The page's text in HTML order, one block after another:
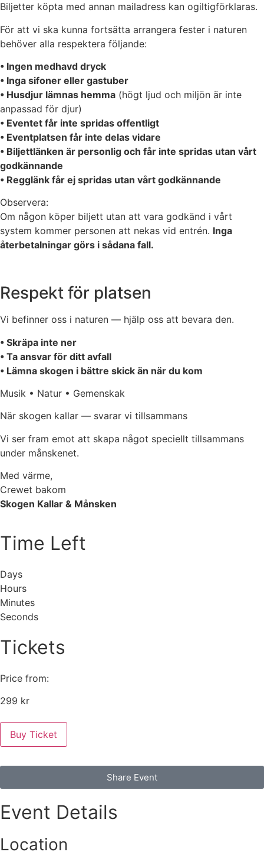
Biljetter köpta med annan mailadress kan ogiltigförklaras.
För att vi ska kunna fortsätta arrangera fester i naturen
behöver alla respektera följande:
• Ingen medhavd dryck
• Inga sifoner eller gastuber
• Husdjur lämnas hemma (högt ljud och miljön är inte
anpassad för djur)
• Eventet får inte spridas offentligt
• Eventplatsen får inte delas vidare
• Biljettlänken är personlig och får inte spridas utan vårt
godkännande
• Regglänk får ej spridas utan vårt godkännande
Observera:
Om någon köper biljett utan att vara godkänd i vårt
system kommer personen att nekas vid entrén. Inga
återbetalningar görs i sådana fall.
Respekt för platsen
Vi befinner oss i naturen — hjälp oss att bevara den.
• Skräpa inte ner
• Ta ansvar för ditt avfall
• Lämna skogen i bättre skick än när du kom
Musik • Natur • Gemenskak
När skogen kallar — svarar vi tillsammans
Vi ser fram emot att skapa något speciellt tillsammans
under månskenet.
Med värme,
Crewet bakom
Skogen Kallar & Månsken
Time Left
Days
Hours
Minutes
Seconds
Tickets
Price from:
299 kr
Buy Ticket
Share Event
Event Details
Location